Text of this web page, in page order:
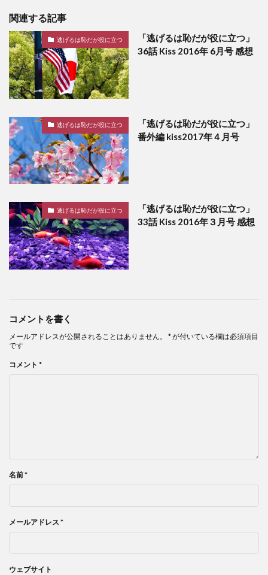
関連する記事
逃げるは恥だが役に立つ
「逃げるは恥だが役に立つ」
36話 Kiss 2016年 6月号 感想
逃げるは恥だが役に立つ
「逃げるは恥だが役に立つ」
番外編 kiss2017年４月号
逃げるは恥だが役に立つ
「逃げるは恥だが役に立つ」
33話 Kiss 2016年３月号 感想
コメントを書く
メールアドレスが公開されることはありません。 *が付いている欄は必須項目
です
コメント *
名前*
メールアドレス *
ウェブサイト